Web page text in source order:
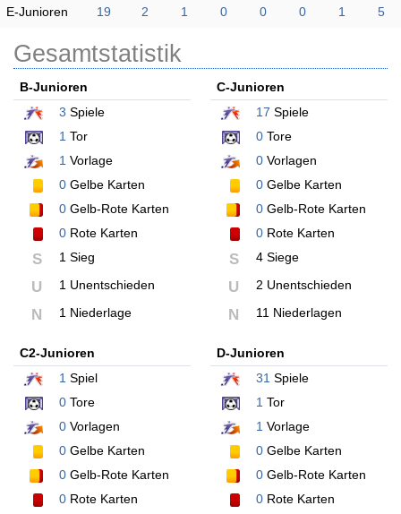
E-Junioren
19 2 1 0 0 0 1 5
Gesamtstatistik
B-Junioren
3 Spiele
1 Tor
1 Vorlage
0 Gelbe Karten
0 Gelb-Rote Karten
0 Rote Karten
S 1 Sieg
U 1 Unentschieden
N 1 Niederlage
C-Junioren
17 Spiele
0Tore
0Vorlagen
0Gelbe Karten
0Gelb-Rote Karten
0Rote Karten
S 4 Siege
U 2 Unentschieden
N 11 Niederlagen
C2-Junioren
1 Spiel
0 Tore
0 Vorlagen
0 Gelbe Karten
0 Gelb-Rote Karten
0 Rote Karten
D-Junioren
31 Spiele
1 Tor
1 Vorlage
0Gelbe Karten
0Gelb-Rote Karten
0Rote Karten